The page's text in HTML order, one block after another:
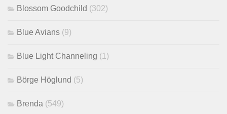
Blossom Goodchild (302)
Blue Avians (9)
Blue Light Channeling (1)
Börge Höglund (5)
Brenda (549)